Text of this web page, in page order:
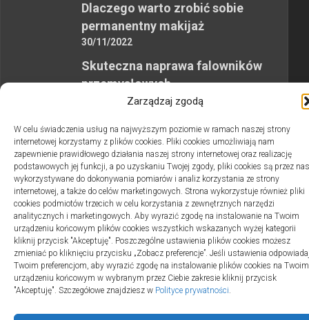
Zarządzaj zgodą
W celu świadczenia usług na najwyższym poziomie w ramach naszej strony
internetowej korzystamy z plików cookies. Pliki cookies umożliwiają nam
zapewnienie prawidłowego działania naszej strony internetowej oraz realizację
podstawowych jej funkcji, a po uzyskaniu Twojej zgody, pliki cookies są przez nas
wykorzystywane do dokonywania pomiarów i analiz korzystania ze strony
internetowej, a także do celów marketingowych. Strona wykorzystuje również pliki
cookies podmiotów trzecich w celu korzystania z zewnętrznych narzędzi
analitycznych i marketingowych. Aby wyrazić zgodę na instalowanie na Twoim
urządzeniu końcowym plików cookies wszystkich wskazanych wyżej kategorii
kliknij przycisk "Akceptuję". Poszczególne ustawienia plików cookies możesz
zmieniać po kliknięciu przycisku „Zobacz preferencje”. Jeśli ustawienia
Twoim preferencjom, aby wyrazić zgodę na instalowanie plików cookies na Twoim
urządzeniu końcowym w wybranym przez Ciebie zakresie kliknij przycisk
"Akceptuję". Szczegółowe znajdziesz w Polityce prywatności.
Dlaczego warto zrobić sobie
permanentny makijaż
30/11/2022
Skuteczna naprawa falowników
przemysłowych
12/10/2023
2swiaty.pl © 2026. Wszelkie prawa zastrzeżone.